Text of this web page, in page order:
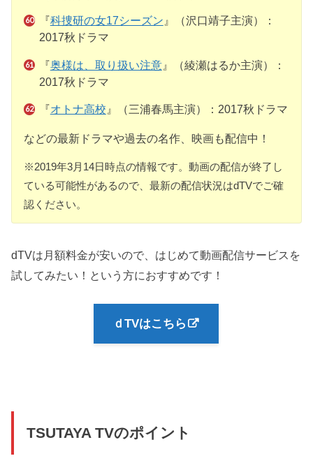
『科捜研の女17シーズン』（沢口靖子主演）：
2017秋ドラマ
『奥様は、取り扱い注意』（綾瀬はるか主演）：
2017秋ドラマ
『オトナ高校 』（三浦春馬主演）：2017秋ドラマ
などの最新ドラマや過去の名作、映画も配信中！
※2019年3月14日時点の情報です。動画の配信が終了し
ている可能性があるので、最新の配信状況はdTVでご確
認ください。
dTVは月額料金が安いので、はじめて動画配信サービスを
試してみたい！という方におすすめです！
ｄTVはこちら
TSUTAYA TVのポイント